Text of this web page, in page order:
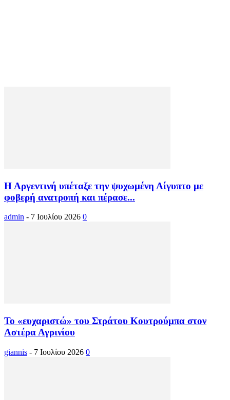
Η Αργεντινή υπέταξε την ψυχωμένη Αίγυπτο με
φοβερή ανατροπή και πέρασε...
admin - 7 Ιουλίου 2026 0
Το «ευχαριστώ» του Στράτου Κουτρούμπα στον
Αστέρα Αγρινίου
giannis - 7 Ιουλίου 2026 0